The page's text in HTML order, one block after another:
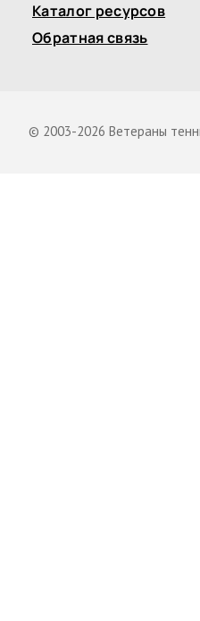
Каталог ресурсов
Обратная связь
© 2003-2026 Ветераны